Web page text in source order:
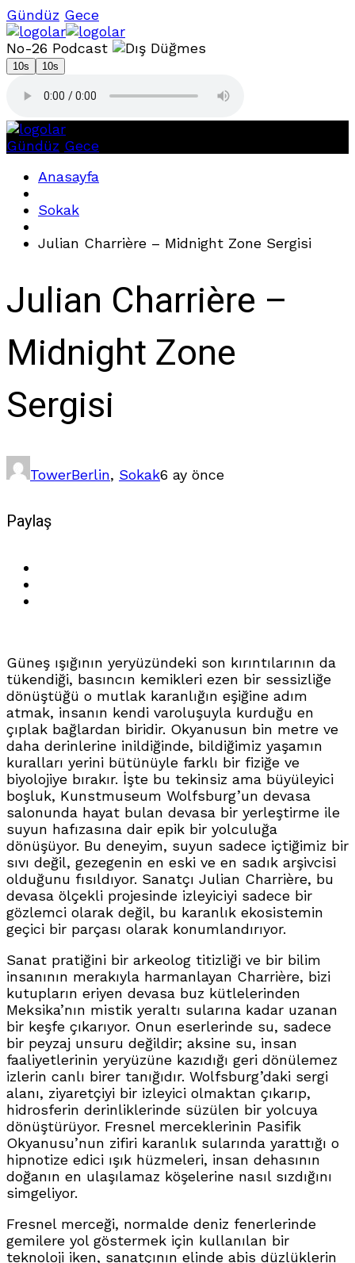
Gündüz Gece
No-26 Podcast
10s 10s
Gündüz Gece
Anasayfa
Sokak
Julian Charrière – Midnight Zone Sergisi
Julian Charrière –
Midnight Zone
Sergisi
TowerBerlin, Sokak6 ay önce
Paylaş
Güneş ışığının yeryüzündeki son kırıntılarının da
tükendiği, basıncın kemikleri ezen bir sessizliğe
dönüştüğü o mutlak karanlığın eşiğine adım
atmak, insanın kendi varoluşuyla kurduğu en
çıplak bağlardan biridir. Okyanusun bin metre ve
daha derinlerine inildiğinde, bildiğimiz yaşamın
kuralları yerini bütünüyle farklı bir fiziğe ve
biyolojiye bırakır. İşte bu tekinsiz ama büyüleyici
boşluk, Kunstmuseum Wolfsburg’un devasa
salonunda hayat bulan devasa bir yerleştirme ile
suyun hafızasına dair epik bir yolculuğa
dönüşüyor. Bu deneyim, suyun sadece içtiğimiz bir
sıvı değil, gezegenin en eski ve en sadık arşivcisi
olduğunu fısıldıyor. Sanatçı Julian Charrière, bu
devasa ölçekli projesinde izleyiciyi sadece bir
gözlemci olarak değil, bu karanlık ekosistemin
geçici bir parçası olarak konumlandırıyor.
Sanat pratiğini bir arkeolog titizliği ve bir bilim
insanının merakıyla harmanlayan Charrière, bizi
kutupların eriyen devasa buz kütlelerinden
Meksika’nın mistik yeraltı sularına kadar uzanan
bir keşfe çıkarıyor. Onun eserlerinde su, sadece
bir peyzaj unsuru değildir; aksine su, insan
faaliyetlerinin yeryüzüne kazıdığı geri dönülemez
izlerin canlı birer tanığıdır. Wolfsburg’daki sergi
alanı, ziyaretçiyi bir izleyici olmaktan çıkarıp,
hidrosferin derinliklerinde süzülen bir yolcuya
dönüştürüyor. Fresnel merceklerinin Pasifik
Okyanusu’nun zifiri karanlık sularında yarattığı o
hipnotize edici ışık hüzmeleri, insan dehasının
doğanın en ulaşılamaz köşelerine nasıl sızdığını
simgeliyor.
Fresnel merceği, normalde deniz fenerlerinde
gemilere yol göstermek için kullanılan bir
teknoloji iken, sanatçının elinde abis düzlüklerin